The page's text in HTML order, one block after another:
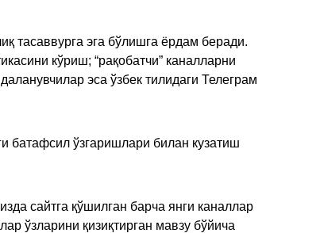
тасаввурга эга бўлишга ёрдам беради.
кўриш; “рақобатчи” каналларни
эса ўзбек тилидаги Телеграм
батафсил ўзгаришлари билан кузатиш
сайтга қўшилган барча янги каналлар
ўзларини қизиқтирган мавзу бўйича